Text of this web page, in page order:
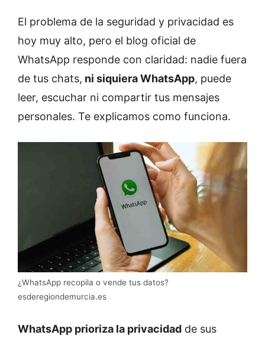
El problema de la seguridad y privacidad es
hoy muy alto, pero el blog oficial de
WhatsApp responde con claridad: nadie fuera
de tus chats, ni siquiera WhatsApp, puede
leer, escuchar ni compartir tus mensajes
personales. Te explicamos como funciona.
¿WhatsApp recopila o vende tus datos?
esderegiondemurcia.es
WhatsApp prioriza la privacidad de sus